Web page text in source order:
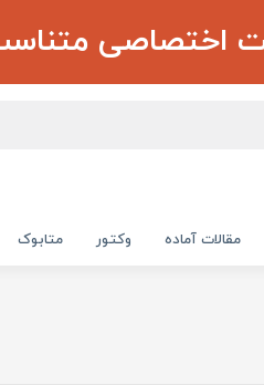
اختصاصی
مقالات آماده وکتور متابوک